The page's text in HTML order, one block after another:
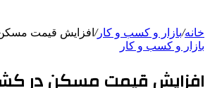
خانه/بازار و کسب و کار/ افزایش قیمت
بازار و کسب و کار
افزایش قیمت مسکن در